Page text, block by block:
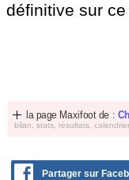
définitive sur ce
la page Maxifoot de :
bilan, stats, résultats,
Partager sur